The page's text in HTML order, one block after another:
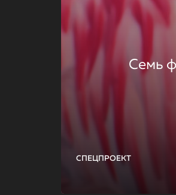
СПЕЦПРОЕКТ
Семь